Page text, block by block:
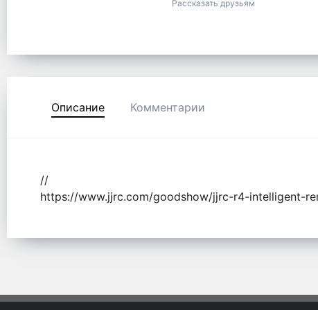
Рассказать друзьям
Описание Комментарии
//
https://www.jjrc.com/goodshow/jjrc-r4-intelligent-